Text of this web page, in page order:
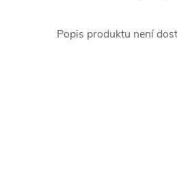
Popis produktu není